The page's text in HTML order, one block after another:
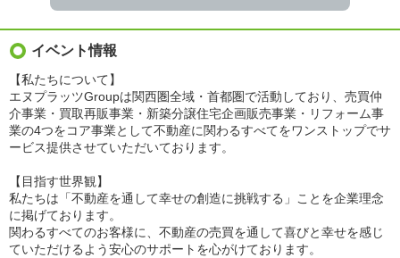
イベント情報
【私たちについて】
エヌプラッツGroupは関西圏全域・首都圏で活動しており、売買仲
介事業・買取再販事業・新築分譲住宅企画販売事業・リフォーム事
業の4つをコア事業として不動産に関わるすべてをワンストップでサ
ービス提供させていただいております。
【目指す世界観】
私たちは「不動産を通して幸せの創造に挑戦する」ことを企業理念
に掲げております。
関わるすべてのお客様に、不動産の売買を通して喜びと幸せを感じ
ていただけるよう安心のサポートを心がけております。